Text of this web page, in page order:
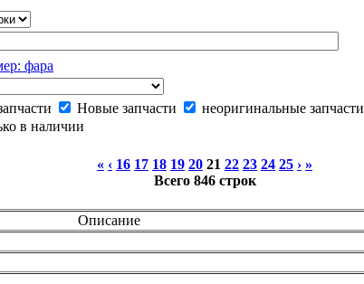
фара
Новые запчасти
неоригинальные запчасти
в наличии
« ‹ 16 17 18 19 20 21 22 23 24 25 › »
Всего 846 строк
Описание